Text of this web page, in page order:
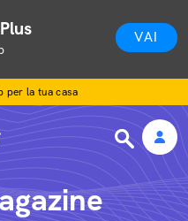
VAI
per la tua casa